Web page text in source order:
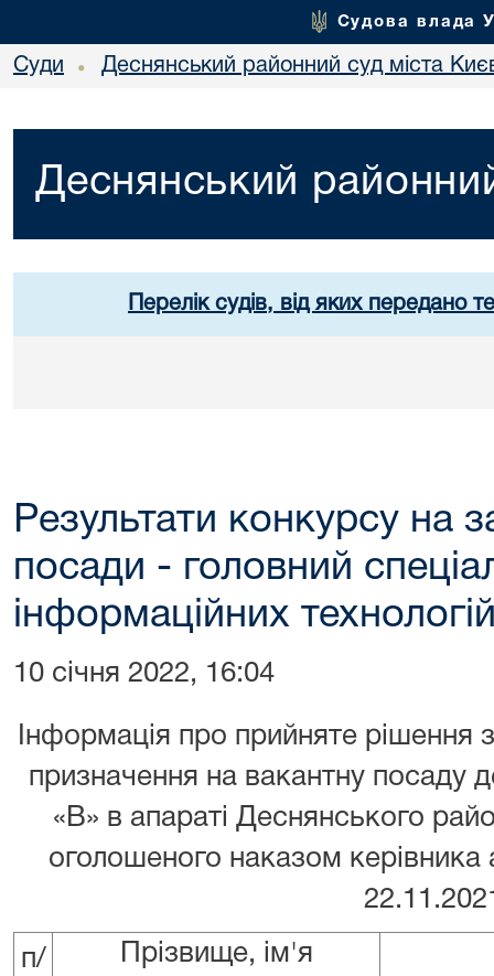
Судова влада
Суди • Деснянський районний суд міста
Деснянський
Перелік судів, від яких передано
Результати конкурсу на
посади - головний
інформаційних
10 січня 2022, 16:04
Інформація про прийняте рішення
призначення на вакантну посаду
«В» в апараті Деснянського
оголошеного наказом
п/
Прізвище, ім'я